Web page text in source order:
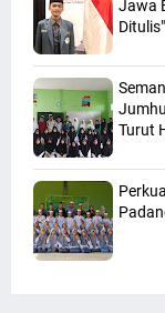
Jawa
Ditulis"
Turut